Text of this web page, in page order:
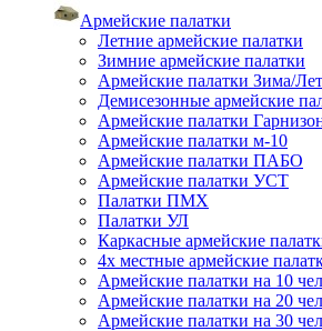
Армейские палатки
Летние армейские палатки
Зимние армейские палатки
Армейские палатки Зима/
Демисезонные армейские
Армейские палатки
Армейские палатки м-10
Армейские палатки ПАБО
Армейские палатки УСТ
Палатки ПМХ
Палатки УЛ
Каркасные армейские
4х местные армейские
Армейские палатки на 10
Армейские палатки на 20
Армейские палатки на 30